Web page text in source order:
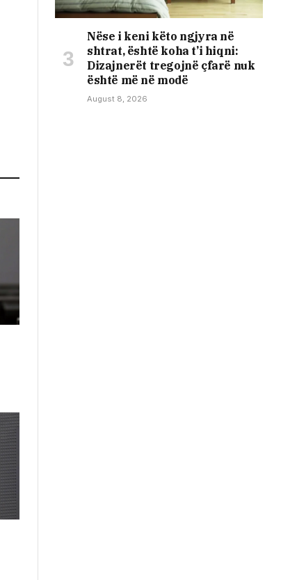
Nëse i keni këto ngjyra në
shtrat, është koha t’i hiqni:
Dizajnerët tregojnë çfarë nuk
është më në modë
August 8, 2026